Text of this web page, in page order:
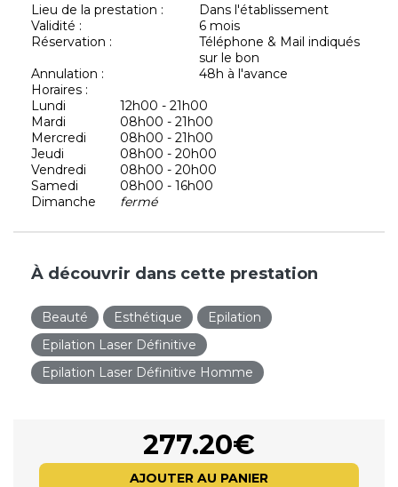
Lieu de la prestation :
Dans l'établissement
Validité :
6 mois
Réservation :
Téléphone & Mail indiqués
sur le bon
Annulation :
48h à l'avance
Horaires :
Lundi
12h00 - 21h00
Mardi
08h00 - 21h00
Mercredi
08h00 - 21h00
Jeudi
08h00 - 20h00
Vendredi
08h00 - 20h00
Samedi
08h00 - 16h00
Dimanche
fermé
À découvrir dans cette prestation
Beauté Esthétique
Epilation
Epilation Laser Définitive
Epilation Laser Définitive Homme
277.20€
AJOUTER AU PANIER